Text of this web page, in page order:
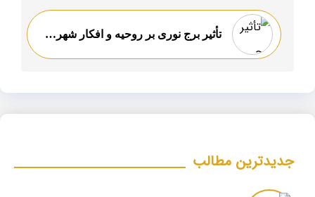
تأثیر برج نوری بر روحیه و افکار شهروندان
جدیدترین مطالب